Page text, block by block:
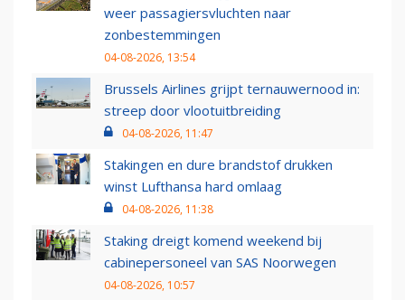
weer passagiersvluchten naar
zonbestemmingen
04-08-2026, 13:54
Brussels Airlines grijpt ternauwernood in:
streep door vlootuitbreiding
04-08-2026, 11:47
Stakingen en dure brandstof drukken
winst Lufthansa hard omlaag
04-08-2026, 11:38
Staking dreigt komend weekend bij
cabinepersoneel van SAS Noorwegen
04-08-2026, 10:57